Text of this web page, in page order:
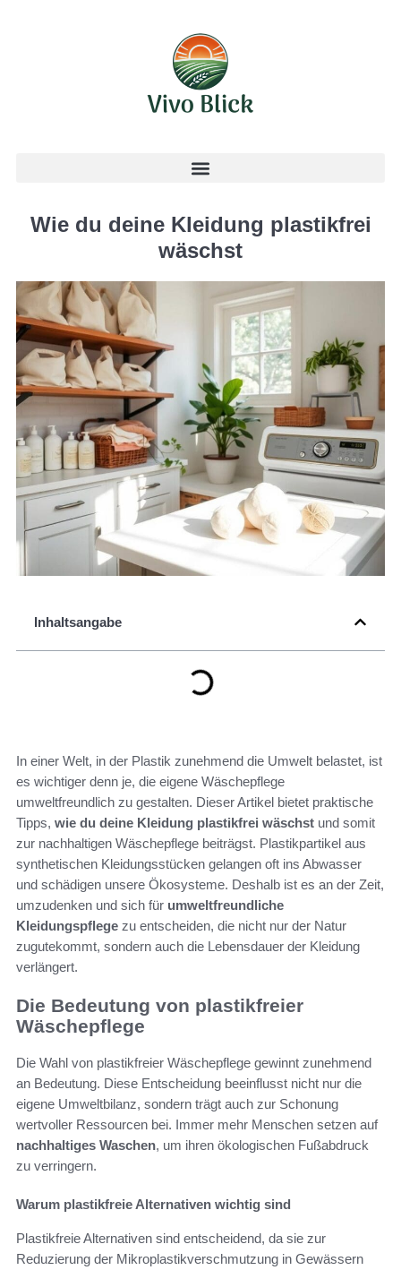
Wie du deine Kleidung plastikfrei
wäschst
Inhaltsangabe
In einer Welt, in der Plastik zunehmend die Umwelt belastet, ist
es wichtiger denn je, die eigene Wäschepflege
umweltfreundlich zu gestalten. Dieser Artikel bietet praktische
Tipps, wie du deine Kleidung plastikfrei wäschst und somit
zur nachhaltigen Wäschepflege beiträgst. Plastikpartikel aus
synthetischen Kleidungsstücken gelangen oft ins Abwasser
und schädigen unsere Ökosysteme. Deshalb ist es an der Zeit,
umzudenken und sich für umweltfreundliche
Kleidungspflege zu entscheiden, die nicht nur der Natur
zugutekommt, sondern auch die Lebensdauer der Kleidung
verlängert.
Die Bedeutung von plastikfreier
Wäschepflege
Die Wahl von plastikfreier Wäschepflege gewinnt zunehmend
an Bedeutung. Diese Entscheidung beeinflusst nicht nur die
eigene Umweltbilanz, sondern trägt auch zur Schonung
wertvoller Ressourcen bei. Immer mehr Menschen setzen auf
nachhaltiges Waschen, um ihren ökologischen Fußabdruck
zu verringern.
Warum plastikfreie Alternativen wichtig sind
Plastikfreie Alternativen sind entscheidend, da sie zur
Reduzierung der Mikroplastikverschmutzung in Gewässern